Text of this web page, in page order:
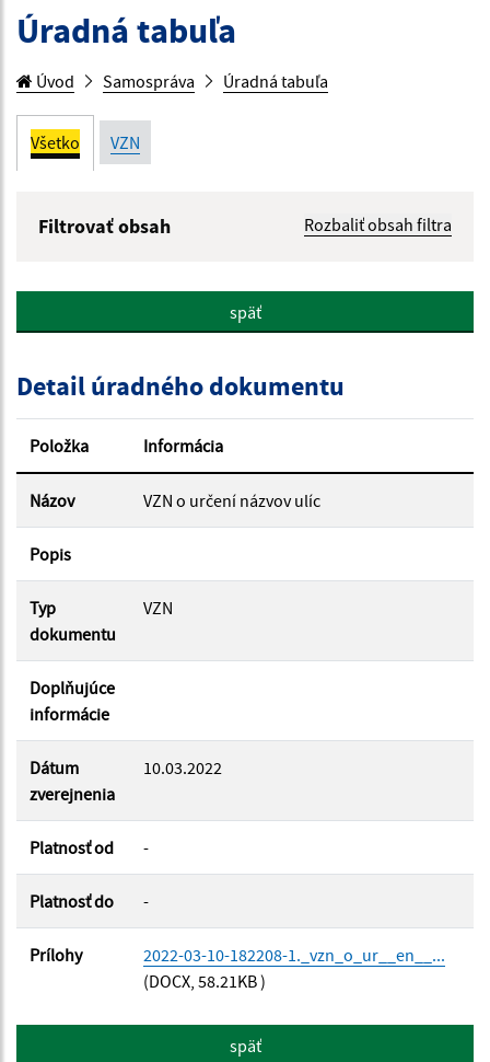
Úradná tabuľa
Úvod Samospráva Úradná tabuľa
Všetko VZN
Filtrovať obsah Rozbaliť obsah filtra
Popis:
Dátum zverejnenia od:
Dátum zverejnenia do:
Filtrovať Reset
späť
Detail úradného dokumentu
Položka Informácia
Názov VZN o určení názvov ulíc
Popis
Typ
dokumentu
VZN
Doplňujúce
informácie
Dátum
zverejnenia
10.03.2022
Platnosť od -
Platnosť do -
Prílohy
2022-03-10-182208-1._vzn_o_ur__en__...
(DOCX, 58.21KB )
späť